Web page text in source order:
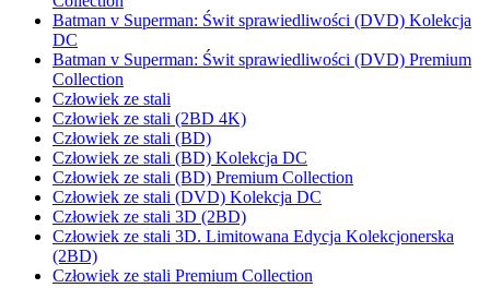
Batman v Superman: Świt sprawiedliwości (DVD) Kolekcja
DC
Batman v Superman: Świt sprawiedliwości (DVD) Premium
Collection
Człowiek ze stali
Człowiek ze stali (2BD 4K)
Człowiek ze stali (BD)
Człowiek ze stali (BD) Kolekcja DC
Człowiek ze stali (BD) Premium Collection
Człowiek ze stali (DVD) Kolekcja DC
Człowiek ze stali 3D (2BD)
Człowiek ze stali 3D. Limitowana Edycja Kolekcjonerska
(2BD)
Człowiek ze stali Premium Collection